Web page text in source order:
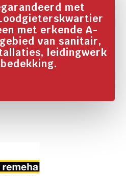
met
met erkende A-
van sanitair,
leidingwerk